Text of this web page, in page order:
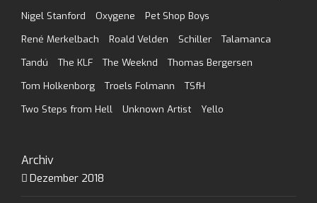
Nigel Stanford
Oxygene
Pet Shop Boys
René Merkelbach
Roald Velden Schiller
Talamanca
Tandú
The KLF The Weeknd
Thomas Bergersen
Tom Holkenborg
Troels Folmann
TSfH
Two Steps from Hell
Unknown Artist Yello
Archiv
Dezember 2018